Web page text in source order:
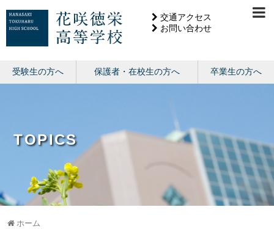
交通アクセス
お問い合わせ
受験生の方へ 保護者・在校生の方へ 卒業生の方へ
TOPICS
ホーム